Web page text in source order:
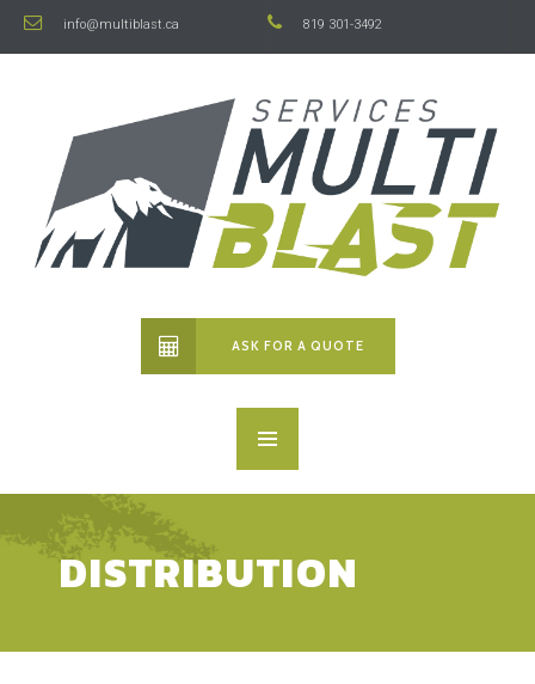
info@multiblast.ca 819 301-3492
ASK FOR A QUOTE
DISTRIBUTION